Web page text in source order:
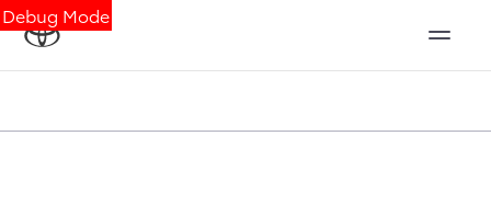
Debug Mode